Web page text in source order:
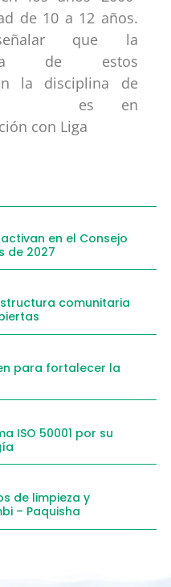
de 10 a 12 años.
que la
de estos
la disciplina de
es en
con Liga
en el Consejo
de 2027
comunitaria
para fortalecer la
ISO 50001 por su
de limpieza y
– Paquisha